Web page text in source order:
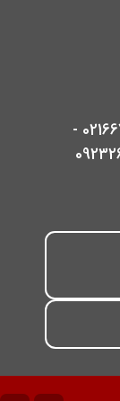
02166764491 -